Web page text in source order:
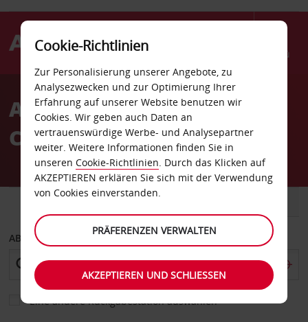
Menü
AvisAutovermietung Bells
Corners
ABHOLEN VON
Eine andere Rückgabestation auswählen
Cookie-Richtlinien
Zur Personalisierung unserer Angebote, zu
Analysezwecken und zur Optimierung Ihrer
Erfahrung auf unserer Website benutzen wir
Cookies. Wir geben auch Daten an
vertrauenswürdige Werbe- und Analysepartner
weiter. Weitere Informationen finden Sie in
unseren Cookie-Richtlinien. Durch das Klicken auf
AKZEPTIEREN erklären Sie sich mit der Verwendung
von Cookies einverstanden.
PRÄFERENZEN VERWALTEN
AKZEPTIEREN UND SCHLIESSEN